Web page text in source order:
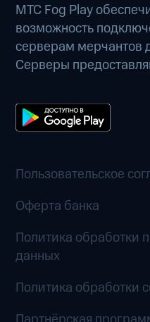
МТС Fog Play
возможность
серверам мерчантов
Серверы
Пользовательское
Оферта банка
Политика обработки
данных
Политика обработки